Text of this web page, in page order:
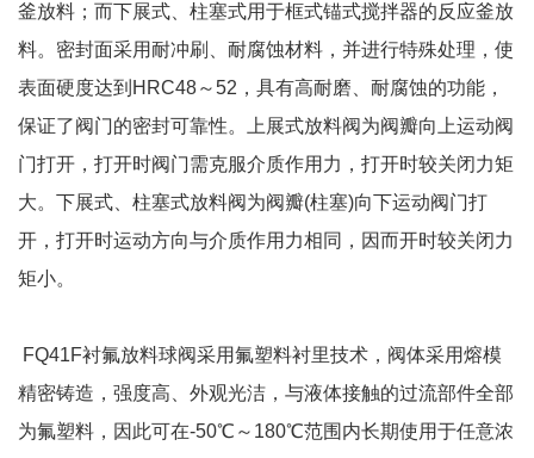
釜放料；而下展式、柱塞式用于框式锚式搅拌器的反应釜放
料。密封面采用耐冲刷、耐腐蚀材料，并进行特殊处理，使
表面硬度达到HRC48～52，具有高耐磨、耐腐蚀的功能，
保证了阀门的密封可靠性。上展式放料阀为阀瓣向上运动阀
门打开，打开时阀门需克服介质作用力，打开时较关闭力矩
大。下展式、柱塞式放料阀为阀瓣(柱塞)向下运动阀门打
开，打开时运动方向与介质作用力相同，因而开时较关闭力
矩小。
FQ41F衬氟放料球阀采用氟塑料衬里技术，阀体采用熔模
精密铸造，强度高、外观光洁，与液体接触的过流部件全部
为氟塑料，因此可在-50℃～180℃范围内长期使用于任意浓